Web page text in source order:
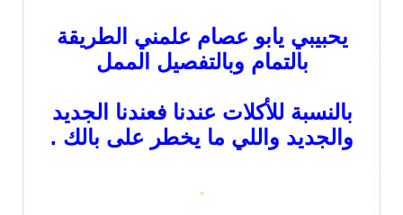
يحبيبي يابو عصام علمني الطريقة
بالتمام وبالتفصيل الممل
بالنسبة للأكلات عندنا فعندنا الجديد
والجديد واللي ما يخطر على بالك .
.